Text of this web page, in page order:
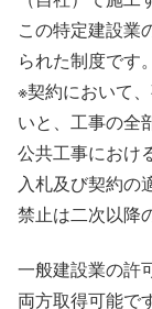
この特定建設業
られた制度です。
※契約において
いと、工事の全
公共工事におけ
入札及び契約の
禁止は二次以降
一般建設業の許
両方取得可能で